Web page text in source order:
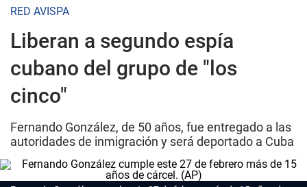
RED AVISPA
Liberan a segundo espía
cubano del grupo de "los
cinco"
Fernando González, de 50 años, fue entregado a las
autoridades de inmigración y será deportado a Cuba